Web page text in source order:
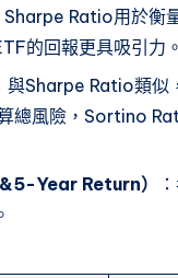
Sharpe Ratio用於衡
的回報更具吸引力。
與Sharpe Ratio類
總風險，Sortino
Year Return）